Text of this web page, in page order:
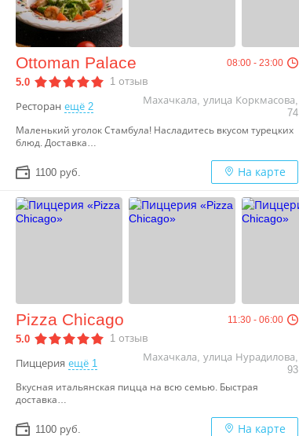
Ottoman Palace 08:00 - 23:00
5.0 1 отзыв
Ресторан ещё 2
Махачкала, улица Коркмасова,
74
Маленький уголок Стамбула! Насладитесь вкусом турецких
блюд. Доставка…
1100 руб. На карте
Pizza Chicago 11:30 - 06:00
5.0 1 отзыв
Пиццерия ещё 1
Махачкала, улица Нурадилова,
93
Вкусная итальянская пицца на всю семью. Быстрая
доставка…
1100 руб. На карте